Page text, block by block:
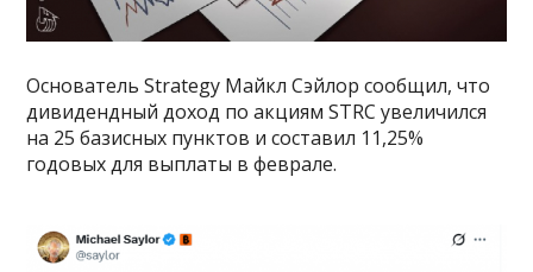
Основатель Strategy Майкл Сэйлор сообщил, что
дивидендный доход по акциям STRC увеличился
на 25 базисных пунктов и составил 11,25%
годовых для выплаты в феврале.